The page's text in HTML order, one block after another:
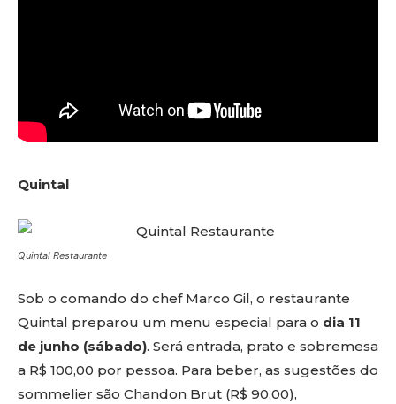
Quintal
Quintal Restaurante
Sob o comando do chef Marco Gil, o restaurante
Quintal preparou um menu especial para o dia 11
de junho (sábado). Será entrada, prato e sobremesa
a R$ 100,00 por pessoa. Para beber, as sugestões do
sommelier são Chandon Brut (R$ 90,00),